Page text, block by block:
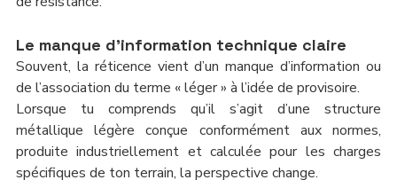
Le manque d’information technique claire
Souvent, la réticence vient d’un manque d’information ou
de l’association du terme « léger » à l’idée de provisoire.
Lorsque tu comprends qu’il s’agit d’une structure
métallique légère conçue conformément aux normes,
produite industriellement et calculée pour les charges
spécifiques de ton terrain, la perspective change.